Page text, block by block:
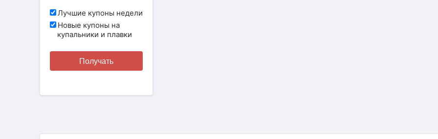
Лучшие купоны недели
Новые купоны на
купальники и плавки
Получать